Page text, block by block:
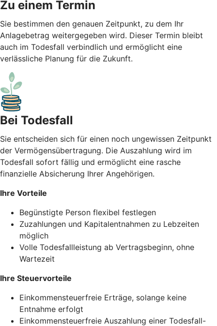
Zu einem Termin
Sie bestimmen den genauen Zeitpunkt, zu dem Ihr
Anlagebetrag weitergegeben wird. Dieser Termin bleibt
auch im Todesfall verbindlich und ermöglicht eine
verlässliche Planung für die Zukunft.
Bei Todesfall
Sie entscheiden sich für einen noch ungewissen Zeitpunkt
der Vermögensübertragung. Die Auszahlung wird im
Todesfall sofort fällig und ermöglicht eine rasche
finanzielle Absicherung Ihrer Angehörigen.
Ihre Vorteile
Begünstigte Person flexibel festlegen
Zuzahlungen und Kapitalentnahmen zu Lebzeiten
möglich
Volle Todesfallleistung ab Vertragsbeginn, ohne
Wartezeit
Ihre Steuervorteile
Einkommensteuerfreie Erträge, solange keine
Entnahme erfolgt
Einkommensteuerfreie Auszahlung einer Todesfall-